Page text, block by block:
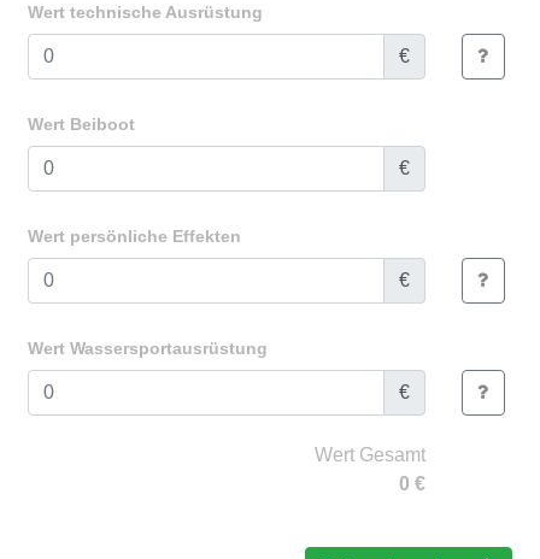
Wert technische Ausrüstung
€
Wert Beiboot
€
Wert persönliche Effekten
€
Wert Wassersportausrüstung
€
Wert Gesamt
0 €